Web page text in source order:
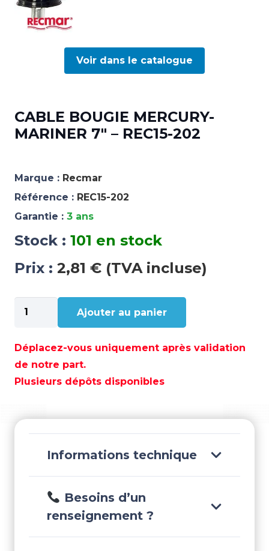
Voir dans le catalogue
CABLE BOUGIE MERCURY-
MARINER 7″ – REC15-202
Marque : Recmar
Référence : REC15-202
Garantie : 3 ans
Stock : 101 en stock
Prix : 2,81 € (TVA incluse)
quantité
de
BOUGIE
MERCURY-
MARINER
REC15-
202
Ajouter au panier
Déplacez-vous uniquement après validation
de notre part.
Plusieurs dépôts disponibles
Informations technique
Besoins d’un
renseignement ?